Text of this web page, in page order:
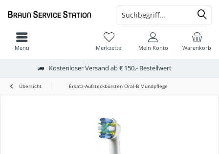
Kostenloser Versand ab € 150,- Bestellwert
Warenkorb
Merkzettel Mein Konto
Menü
Übersicht Ersatz-Aufsteckbürsten Oral-B Mundpflege